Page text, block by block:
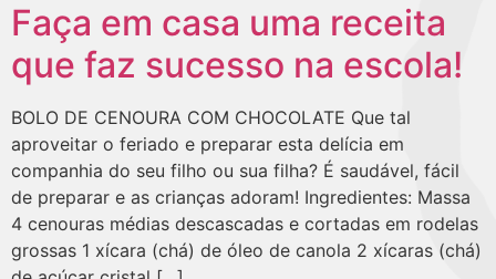
Faça em casa uma receita
que faz sucesso na escola!
BOLO DE CENOURA COM CHOCOLATE Que tal
aproveitar o feriado e preparar esta delícia em
companhia do seu filho ou sua filha? É saudável, fácil
de preparar e as crianças adoram! Ingredientes: Massa
4 cenouras médias descascadas e cortadas em rodelas
grossas 1 xícara (chá) de óleo de canola 2 xícaras (chá)